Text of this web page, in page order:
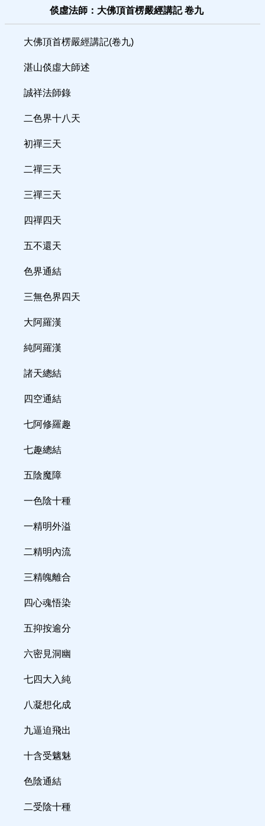
倓虛法師：大佛頂首楞嚴經講記 卷九
大佛頂首楞嚴經講記(卷九)
湛山倓虛大師述
誠祥法師錄
二色界十八天
初禪三天
二禪三天
三禪三天
四禪四天
五不還天
色界通結
三無色界四天
大阿羅漢
純阿羅漢
諸天總結
四空通結
七阿修羅趣
七趣總結
五陰魔障
一色陰十種
一精明外溢
二精明內流
三精魄離合
四心魂悟染
五抑按逾分
六密見洞幽
七四大入純
八凝想化成
九逼迫飛出
十含受魑魅
色陰通結
二受陰十種